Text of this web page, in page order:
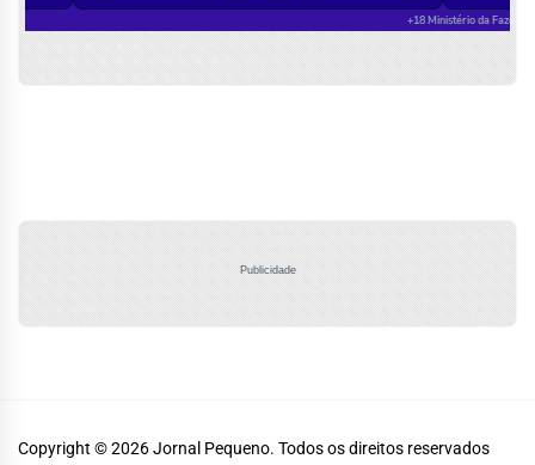
Publicidade
Copyright © 2026Jornal Pequeno. Todos os direitos reservados